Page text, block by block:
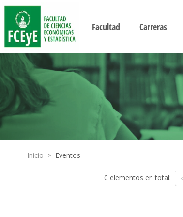
Facultad Carreras
Inicio > Eventos
0 elementos en total: